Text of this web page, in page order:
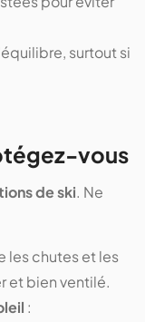
surtout si
vous
de ski. Ne
les chutes et les
et bien ventilé.
: